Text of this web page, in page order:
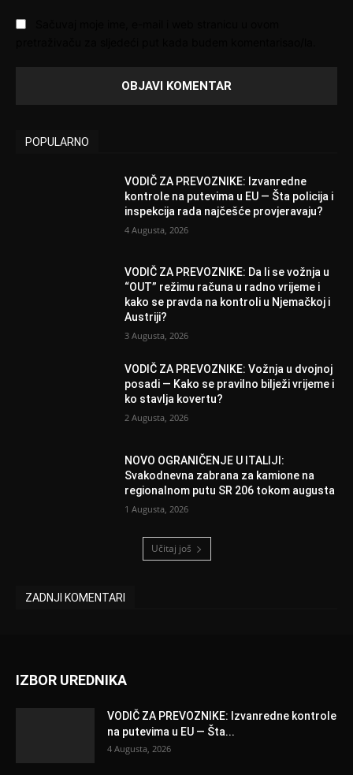
POPULARNO
VODIČ ZA PREVOZNIKE: Izvanredne
kontrole na putevima u EU — Šta policija i
inspekcija rada najčešće provjeravaju?
4 Augusta, 2026
VODIČ ZA PREVOZNIKE: Da li se vožnja u
“OUT” režimu računa u radno vrijeme i
kako se pravda na kontroli u Njemačkoj i
Austriji?
3 Augusta, 2026
VODIČ ZA PREVOZNIKE: Vožnja u dvojnoj
posadi — Kako se pravilno bilježi vrijeme i
ko stavlja kovertu?
2 Augusta, 2026
NOVO OGRANIČENJE U ITALIJI:
Svakodnevna zabrana za kamione na
regionalnom putu SR 206 tokom augusta
1 Augusta, 2026
Učitaj još
ZADNJI KOMENTARI
IZBOR UREDNIKA
VODIČ ZA PREVOZNIKE: Izvanredne kontrole
na putevima u EU — Šta...
4 Augusta, 2026